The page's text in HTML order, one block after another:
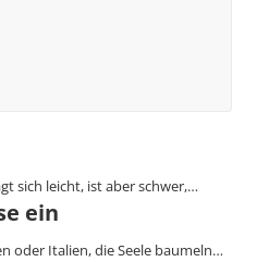
sich leicht, ist aber schwer,…
ein
oder Italien, die Seele baumeln…